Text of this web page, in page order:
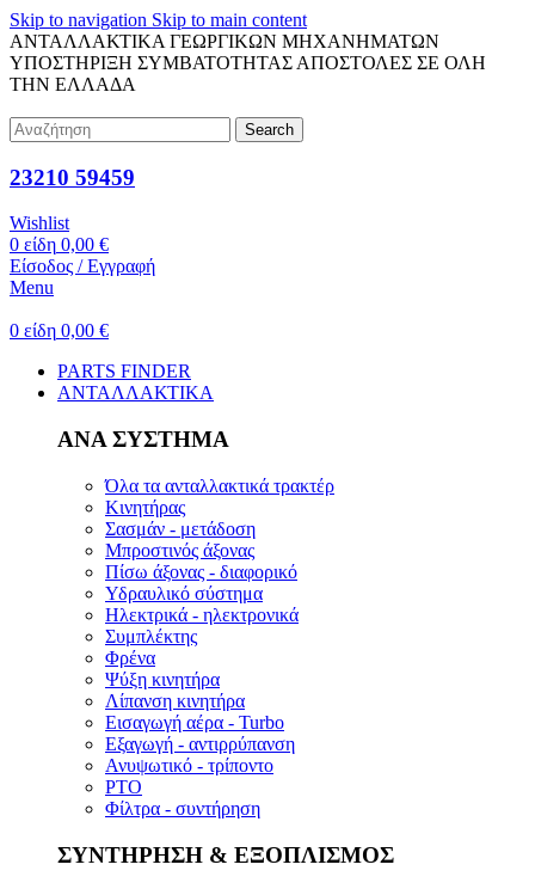
Skip to navigation Skip to main content
ΑΝΤΑΛΛΑΚΤΙΚΑ ΓΕΩΡΓΙΚΩΝ ΜΗΧΑΝΗΜΑΤΩΝ
ΥΠΟΣΤΗΡΙΞΗ ΣΥΜΒΑΤΟΤΗΤΑΣ ΑΠΟΣΤΟΛΕΣ ΣΕ ΟΛΗ
ΤΗΝ ΕΛΛΑΔΑ
Search
23210 59459
Wishlist
0 είδη 0,00 €
Είσοδος / Εγγραφή
Menu
0 είδη 0,00 €
PARTS FINDER
ΑΝΤΑΛΛΑΚΤΙΚΑ
ΑΝΑ ΣΥΣΤΗΜΑ
Όλα τα ανταλλακτικά τρακτέρ
Κινητήρας
Σασμάν - μετάδοση
Μπροστινός άξονας
Πίσω άξονας - διαφορικό
Υδραυλικό σύστημα
Ηλεκτρικά - ηλεκτρονικά
Συμπλέκτης
Φρένα
Ψύξη κινητήρα
Λίπανση κινητήρα
Εισαγωγή αέρα - Turbo
Εξαγωγή - αντιρρύπανση
Ανυψωτικό - τρίποντο
PTO
Φίλτρα - συντήρηση
ΣΥΝΤΗΡΗΣΗ & ΕΞΟΠΛΙΣΜΟΣ